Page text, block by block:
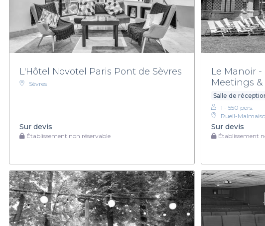
L'Hôtel Novotel Paris Pont de Sèvres
Sèvres
Sur devis
Établissement non réservable
Le Manoir
Meetings &
Salle de
1 - 550 pers.
Rueil-
Sur devis
Établissement